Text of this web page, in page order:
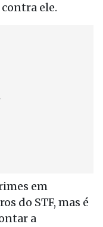
ele.
em
do STF, mas é
a